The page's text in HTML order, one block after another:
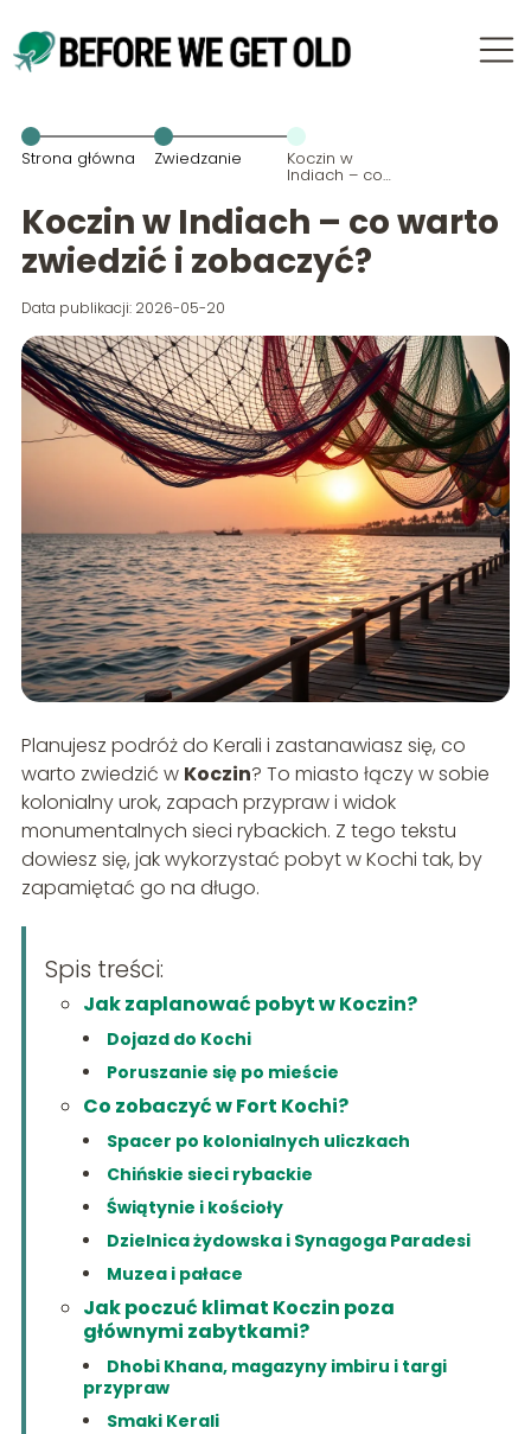
Strona główna Zwiedzanie Koczin w
Indiach – co
zwiedzić i
zobaczyć?
Koczin w Indiach – co warto
zwiedzić i zobaczyć?
Data publikacji: 2026-05-20
Planujesz podróż do Kerali i zastanawiasz się, co
warto zwiedzić w Koczin? To miasto łączy w sobie
kolonialny urok, zapach przypraw i widok
monumentalnych sieci rybackich. Z tego tekstu
dowiesz się, jak wykorzystać pobyt w Kochi tak, by
zapamiętać go na długo.
Spis treści:
Jak zaplanować pobyt w Koczin?
Dojazd do Kochi
Poruszanie się po mieście
Co zobaczyć w Fort Kochi?
Spacer po kolonialnych uliczkach
Chińskie sieci rybackie
Świątynie i kościoły
Dzielnica żydowska i Synagoga Paradesi
Muzea i pałace
Jak poczuć klimat Koczin poza
głównymi zabytkami?
Dhobi Khana, magazyny imbiru i targi
przypraw
Smaki Kerali